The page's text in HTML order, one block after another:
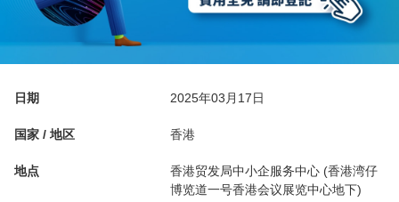
日期 2025年03月17日
国家 / 地区 香港
地点
香港贸发局中小企服务中心 (香港湾仔
博览道一号香港会议展览中心地下)